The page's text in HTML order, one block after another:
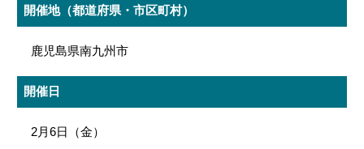
開催地（都道府県・市区町村）
鹿児島県南九州市
開催日
2月6日（金）